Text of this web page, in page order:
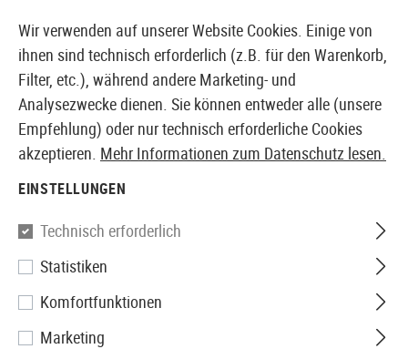
EUROPÄISCHER AIRSOFT SHOP & GROßHÄNDLER
Vortex Optics
Viper PST Gen II 1-6x24 SFP
VMR-2 MRAD
Wir verwenden auf unserer Website Cookies. Einige von
ihnen sind technisch erforderlich (z.B. für den Warenkorb,
Filter, etc.), während andere Marketing- und
Analysezwecke dienen. Sie können entweder alle (unsere
Empfehlung) oder nur technisch erforderliche Cookies
akzeptieren. Mehr Informationen zum Datenschutz lesen.
EINSTELLUNGEN
Technisch erforderlich
Statistiken
Komfortfunktionen
Marketing